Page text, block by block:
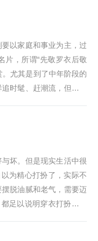
以家庭和事业为主，过
片，所谓“先敬罗衣后敬
尤其是到了中年阶段的
时髦、赶潮流，但是得
坏。但是现实生活中很
为精心打扮了，实际不
脱油腻和老气，需要迈
足以说明穿衣打扮就是